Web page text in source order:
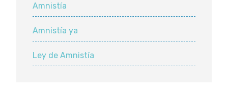
acceso
la
Amnistía
Amnistía ya
Ley de Amnistía